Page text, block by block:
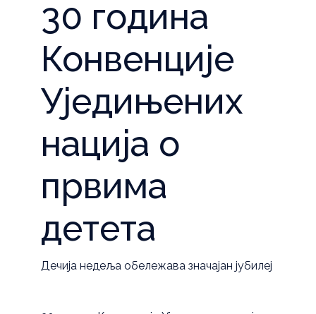
30 година
Конвенције
Уједињених
нација о
првима
детета
Дечија недеља обележава значајан јубилеј